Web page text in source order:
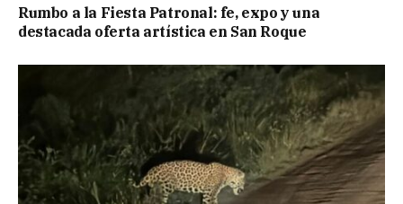
Rumbo a la Fiesta Patronal: fe, expo y una
destacada oferta artística en San Roque